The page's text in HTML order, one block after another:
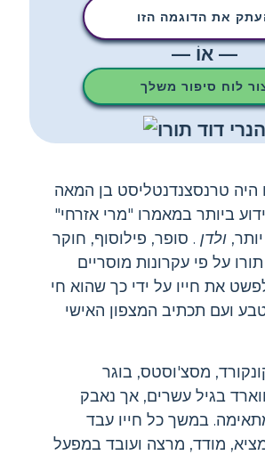
את הדוגמה הזו
— אוֹ —
לוח סיפור משלך
היה טרנסצנדנטליסט בן המאה
ביותר במאמרו "מרי אזרחי"
ולדן . סופר, פילוסוף, חוקר
על פי עקרונות מוסריים
את חייו על ידי כך שהוא חי
ועם תכתיב המצפון האישי
ב- 1817 בקונקורד, מסצ'וסטס, בוגר
בגיל עשרים, אך נאבק
במשך כל חייו עבד
מודד, מרצה ועובד במפעל